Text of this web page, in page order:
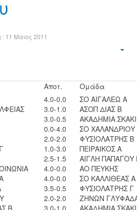
11 Μάιος 2011
Αποτ.
Ομάδα
4.0-0.0
ΣΟ ΑΙΓΑΛΕΩ Α
3.0-1.0
ΑΣΟΠ ΔΙΑΣ Β
3.0-0.5
ΑΚΑΔΗΜΙΑ
0.0-4.0
ΣΟ ΧΑΛΑΝΔΡΙΟΥ
2.0-2.0
ΦΥΣΙΟΛΑΤΡΗΣ Β
1.0-3.0
ΠΕΙΡΑΙΚΟΣ Α
2.5-1.5
ΑΙΓΛΗ ΠΑΠΑΓΟΥ
4.0-0.0
ΑΟ ΠΕΥΚΗΣ
4.0-0.0
ΣΟ ΚΑΛΛΙΘΕΑΣ Α
3.5-0.5
ΦΥΣΙΟΛΑΤΡΗΣ Γ
2.0-2.0
ΖΗΝΩΝ
Β 3.0-1.0
ΑΚΑΔΗΜΙΑ